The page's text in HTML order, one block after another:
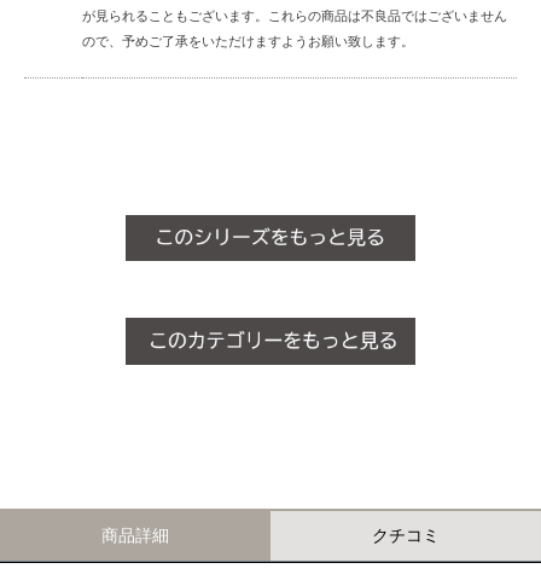
が見られることもございます。これらの商品は不良品ではございません
ので、予めご了承をいただけますようお願い致します。
商品詳細 クチコミ